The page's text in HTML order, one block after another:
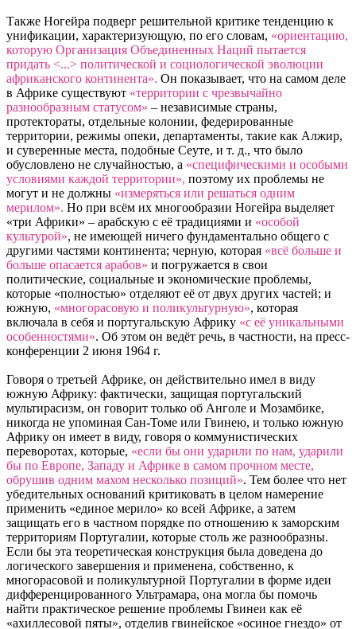
Также Ногейра подверг решительной критике тенденцию к
унификации, характеризующую, по его словам, «ориентацию,
которую Организация Объединенных Наций пытается
придать <...> политической и социологической эволюции
африканского континента». Он показывает, что на самом деле
в Африке существуют «территории с чрезвычайно
разнообразным статусом» – независимые страны,
протектораты, отдельные колонии, федерированные
территории, режимы опеки, департаменты, такие как Алжир,
и суверенные места, подобные Сеуте, и т. д., что было
обусловлено не случайностью, а «специфическими и особыми
условиями каждой территории», поэтому их проблемы не
могут и не должны «измеряться или решаться одним
мерилом». Но при всём их многообразии Ногейра выделяет
«три Африки» – арабскую с её традициями и «особой
культурой», не имеющей ничего фундаментально общего с
другими частями континента; черную, которая «всё больше и
больше опасается арабов» и погружается в свои
политические, социальные и экономические проблемы,
которые «полностью» отделяют её от двух других частей; и
южную, «многорасовую и поликультурную», которая
включала в себя и португальскую Африку «с её уникальными
особенностями». Об этом он ведёт речь, в частности, на пресс-
конференции 2 июня 1964 г.
Говоря о третьей Африке, он действительно имел в виду
южную Африку: фактически, защищая португальский
мультирасизм, он говорит только об Анголе и Мозамбике,
никогда не упоминая Сан-Томе или Гвинею, и только южную
Африку он имеет в виду, говоря о коммунистических
переворотах, которые, «если бы они ударили по нам, ударили
бы по Европе, Западу и Африке в самом прочном месте,
обрушив одним махом несколько позиций». Тем более что нет
убедительных оснований критиковать в целом намерение
применить «единое мерило» ко всей Африке, а затем
защищать его в частном порядке по отношению к заморским
территориям Португалии, которые столь же разнообразны.
Если бы эта теоретическая конструкция была доведена до
логического завершения и применена, собственно, к
многорасовой и поликультурной Португалии в форме идеи
дифференцированного Ультрамара, она могла бы помочь
найти практическое решение проблемы Гвинеи как её
«ахиллесовой пяты», отделив гвинейское «осиное гнездо» от